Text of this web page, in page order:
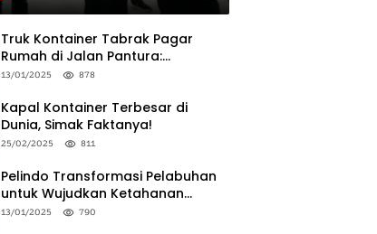
Truk Kontainer Tabrak Pagar
Rumah di Jalan Pantura:
Kronologi dan Langkah
13/01/2025 878
Kapal Kontainer Terbesar di
Dunia, Simak Faktanya!
25/02/2025 811
Pelindo Transformasi Pelabuhan
untuk Wujudkan Ketahanan
Logistik dan Daya Saing Global
13/01/2025 790